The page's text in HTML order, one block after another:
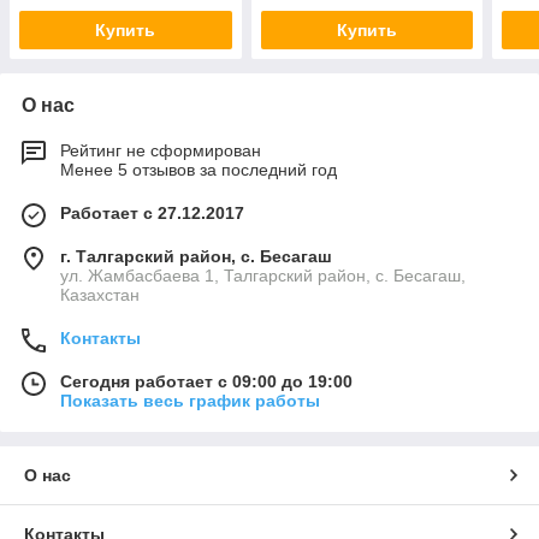
Купить Купить
О нас
Рейтинг не сформирован
Менее 5 отзывов за последний год
Работает с 27.12.2017
г. Талгарский район, с. Бесагаш
ул. Жамбасбаева 1, Талгарский район, с. Бесагаш,
Казахстан
Контакты
Сегодня работает с 09:00 до 19:00
Показать весь график работы
О нас
Контакты